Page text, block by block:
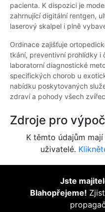
pacienta. K dispozici je
zahrnující digitální rentgen,
laserový skalpel i plně
Ordinace zajišťuje
tkání, preventivní prohlídky i
laboratorní diagnostické
specifických chorob u
nabídku poskytovaných
zdraví a pohody všech
Zdroje pro
K těmto údajům
uživatelé.
Jste
Blahopřejeme!